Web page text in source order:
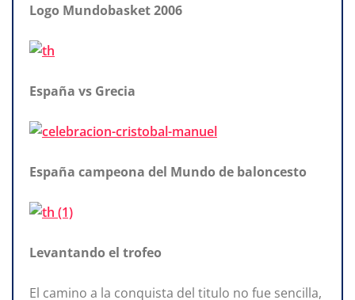
Logo Mundobasket 2006
España vs Grecia
España campeona del Mundo de baloncesto
Levantando el trofeo
El camino a la conquista del titulo no fue sencilla,